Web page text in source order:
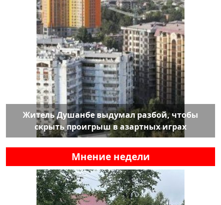
Житель Душанбе выдумал разбой, чтобы
скрыть проигрыш в азартных играх
Мнение недели